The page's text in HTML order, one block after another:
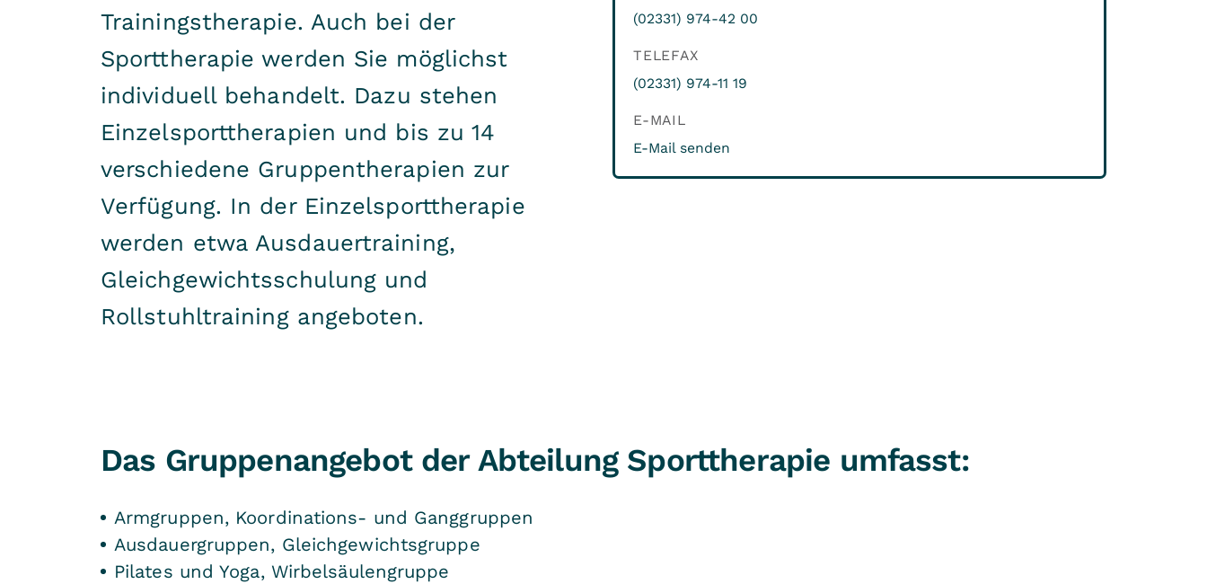
Trainingstherapie. Auch bei der
Sporttherapie werden Sie möglichst
individuell behandelt. Dazu stehen
Einzelsporttherapien und bis zu 14
verschiedene Gruppentherapien zur
Verfügung. In der Einzelsporttherapie
werden etwa Ausdauertraining,
Gleichgewichtsschulung und
Rollstuhltraining angeboten.
(02331) 974-42 00
TELEFAX
(02331) 974-11 19
E-MAIL
E-Mail senden
Das Gruppenangebot der Abteilung Sporttherapie umfasst:
Armgruppen, Koordinations- und Ganggruppen
Ausdauergruppen, Gleichgewichtsgruppe
Pilates und Yoga, Wirbelsäulengruppe